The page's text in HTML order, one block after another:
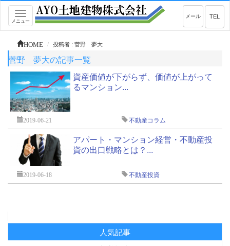
Toggle
navigation
メニュー
TEL
メール
HOME 投稿者 : 菅野 夢大
菅野 夢大の記事一覧
資産価値が下がらず、価値が上がって
るマンション...
2019-06-21 不動産コラム
アパート・マンション経営・不動産投
資の出口戦略とは？...
2019-06-18 不動産投資
人気記事